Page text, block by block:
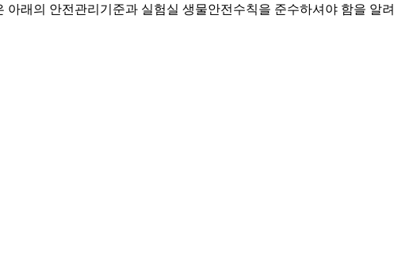
래의 안전관리기준과 실험실 생물안전수칙을 준수하셔야 함을 알려